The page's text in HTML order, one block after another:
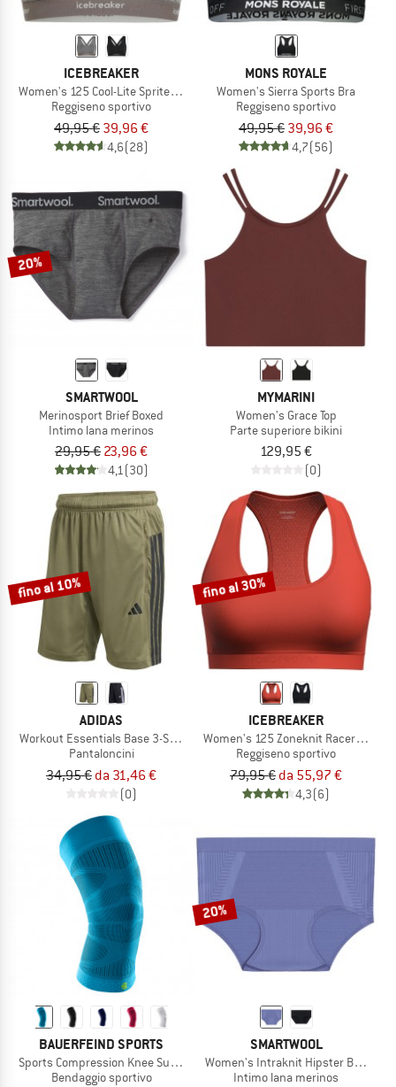
ICEBREAKER
Women's 125 Cool-Lite Sprite Racerback Bra
Reggiseno sportivo
49,95 € 39,96 €
4,6(28)
MONS ROYALE
Women's Sierra Sports Bra
Reggiseno sportivo
49,95 € 39,96 €
4,7(56)
20%
SMARTWOOL
Merinosport Brief Boxed
Intimo lana merinos
29,95 € 23,96 €
4,1(30)
MYMARINI
Women's Grace Top
Parte superiore bikini
129,95 €
(0)
fino al 10%
ADIDAS
Workout Essentials Base 3-Stripes Pique Short
Pantaloncini
34,95 € da 31,46 €
(0)
fino al 30%
ICEBREAKER
Women's 125 Zoneknit Racerback
Reggiseno sportivo
79,95 € da 55,97 €
4,3(6)
BAUERFEIND SPORTS
Sports Compression Knee Support
Bendaggio sportivo
20%
SMARTWOOL
Women's Intraknit Hipster Boxed
Intimo lana merinos